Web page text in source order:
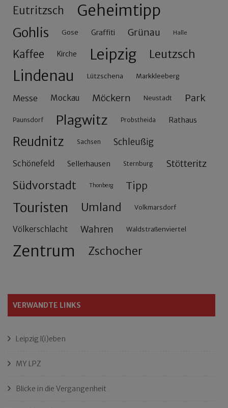
Eutritzsch Geheimtipp
Gohlis Gose Graffiti Grünau Halle
Kaffee Kirche Leipzig Leutzsch
Lindenau Lützschena Markkleeberg
Messe Mockau Möckern Neustadt Park
Paunsdorf Plagwitz Probstheida Rathaus
Reudnitz Sachsen Schleußig
Schönefeld Sellerhausen Sternburg Stötteritz
Südvorstadt Thonberg Tipp
Touristen Umland Volkmarsdorf
Völkerschlacht Wahren Waldstraßenviertel
Zentrum Zschocher
VERWANDTE LINKS
Leipzig l(i)eben
MY LPZ
Blicke in die Vergangenheit